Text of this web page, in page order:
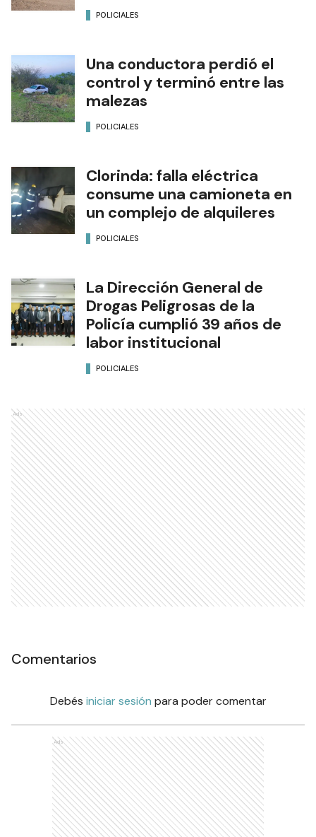
POLICIALES
Una conductora perdió el
control y terminó entre las
malezas
POLICIALES
Clorinda: falla eléctrica
consume una camioneta en
un complejo de alquileres
POLICIALES
La Dirección General de
Drogas Peligrosas de la
Policía cumplió 39 años de
labor institucional
POLICIALES
Ads
Comentarios
Debés iniciar sesión para poder comentar
Ads